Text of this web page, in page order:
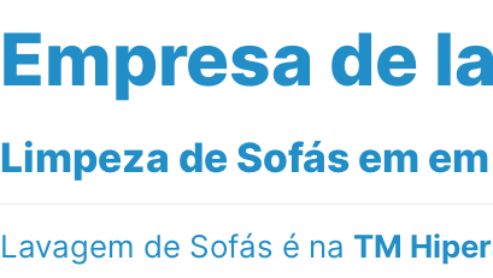
Empresa de
Limpeza de Sofás em
Lavagem de Sofás é na TM